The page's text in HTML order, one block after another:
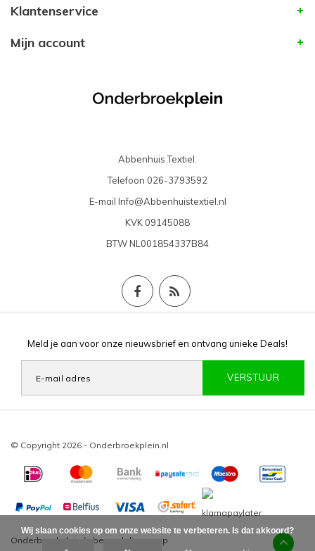
Klantenservice
Mijn account
Abbenhuis Textiel.
Telefoon 026-3793592
E-mail Info@Abbenhuistextiel.nl
KVK 09145088
BTWNL001854337B84
Meld je aan voor onze nieuwsbrief en ontvang unieke Deals!
VERSTUUR
© Copyright 2026 - Onderbroekplein.nl
Onderbroekplein / beoordelingen op
Wij slaan cookies op om onze website te verbeteren. Is dat akkoord?